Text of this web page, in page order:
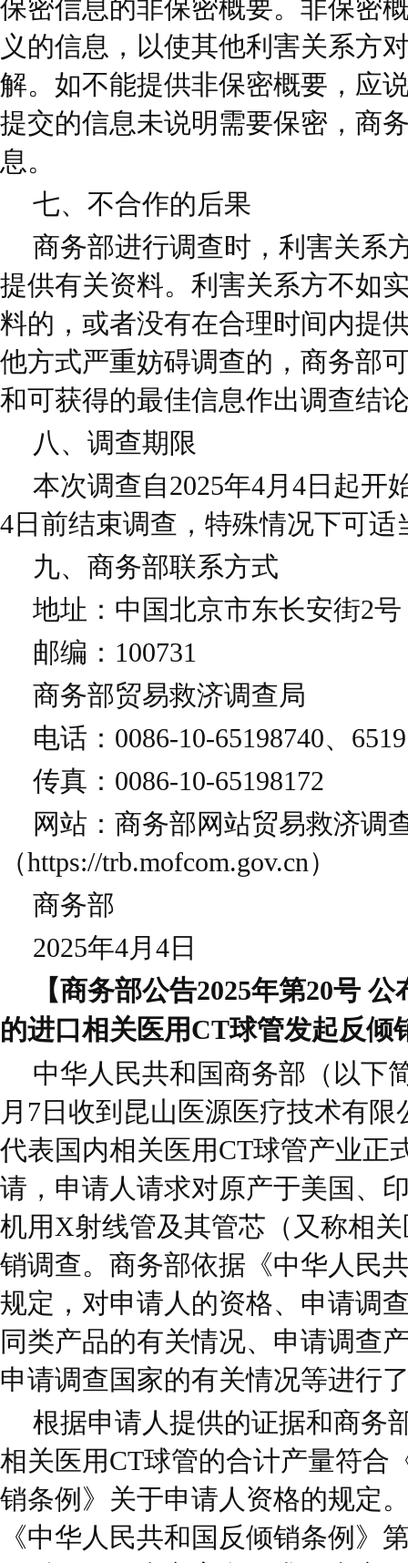
保密信息的非保密概要。非保密
义的信息，以使其他利害关系方
解。如不能提供非保密概要，应
提交的信息未说明需要保密，商
息。
七、不合作的后果
商务部进行调查时，利害关系
提供有关资料。利害关系方不如
料的，或者没有在合理时间内提
他方式严重妨碍调查的，商务部
和可获得的最佳信息作出调查结
八、调查期限
本次调查自2025年4月4日起开
4日前结束调查，特殊情况下可适
九、商务部联系方式
地址：中国北京市东长安街2号
邮编：100731
商务部贸易救济调查局
电话：0086-10-65198740、
传真：0086-10-65198172
网站：商务部网站贸易救济调
（https://trb.mofcom.gov.cn）
商务部
2025年4月4日
【商务部公告2025年第20号
的进口相关医用CT球管发起反倾
中华人民共和国商务部（以下
月7日收到昆山医源医疗技术有
代表国内相关医用CT球管产业正
请，申请人请求对原产于美国、
机用X射线管及其管芯（又称相
销调查。商务部依据《中华人民
规定，对申请人的资格、申请调
同类产品的有关情况、申请调查
申请调查国家的有关情况等进行
根据申请人提供的证据和商务
相关医用CT球管的合计产量符合
销条例》关于申请人资格的规定
《中华人民共和国反倾销条例》